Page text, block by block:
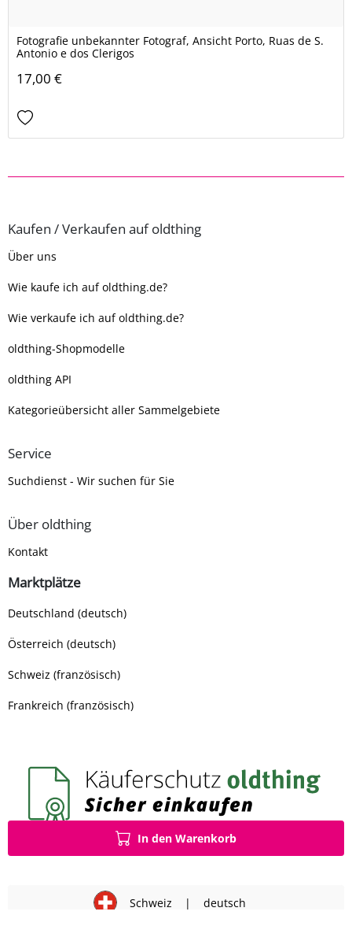
In den Warenkorb
Fotografie unbekannter Fotograf, Ansicht Porto, Ruas de S.
Antonio e dos Clerigos
17,00 €
Kaufen / Verkaufen auf oldthing
Über uns
Wie kaufe ich auf oldthing.de?
Wie verkaufe ich auf oldthing.de?
oldthing-Shopmodelle
oldthing API
Kategorieübersicht aller Sammelgebiete
Service
Suchdienst - Wir suchen für Sie
Über oldthing
Kontakt
Marktplätze
Deutschland (deutsch)
Österreich (deutsch)
Schweiz (französisch)
Frankreich (französisch)
Schweiz | deutsch